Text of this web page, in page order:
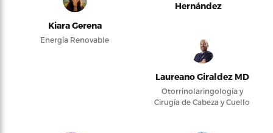
Kiara Gerena
Energía Renovable
Hernández
Laureano Giraldez MD
Otorrinolaringología y
Cirugía de Cabeza y Cuello